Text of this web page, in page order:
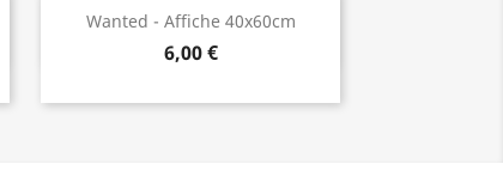
Wanted - Affiche 40x60cm
6,00 €
Aperçu rapide